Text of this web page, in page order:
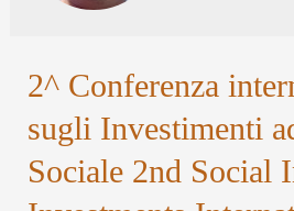
2^ Conferenza
sugli Investimenti
Sociale 2nd Social